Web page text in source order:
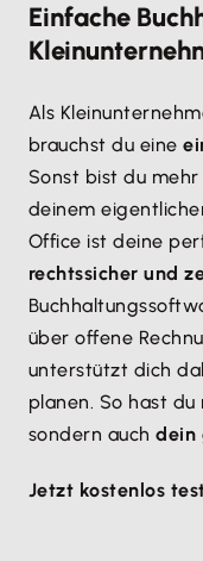
Einfache
Als
brauchst du eine
Sonst bist du
deinem
Office ist deine
rechtssicher und
über offene
unterstützt dich
planen. So hast
sondern auchdein
Jetzt kostenlos